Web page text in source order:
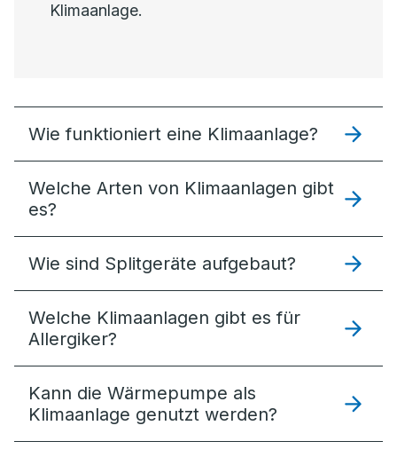
Klimaanlage.
Wie funktioniert eine Klimaanlage?
Welche Arten von Klimaanlagen gibt
es?
Wie sind Splitgeräte aufgebaut?
Welche Klimaanlagen gibt es für
Allergiker?
Kann die Wärmepumpe als
Klimaanlage genutzt werden?